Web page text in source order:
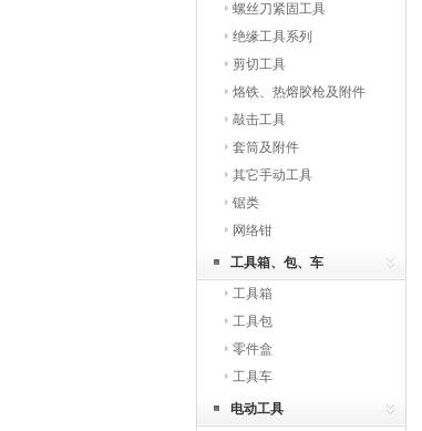
螺丝刀紧固工具
绝缘工具系列
剪切工具
烙铁、热熔胶枪及附件
敲击工具
套筒及附件
其它手动工具
锯类
网络钳
工具箱、包、车
工具箱
工具包
零件盒
工具车
电动工具